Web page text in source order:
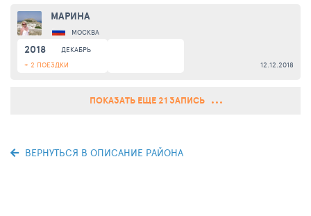
МАРИНА
МОСКВА
2018
ДЕКАБРЬ
+ 2 ПОЕЗДКИ
12.12.2018
ПОКАЗАТЬ ЕЩЕ 21 ЗАПИСЬ
ВЕРНУТЬСЯ В ОПИСАНИЕ РАЙОНА